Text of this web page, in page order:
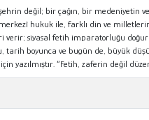
değil; bir çağın, bir medeniyetin
hukuk ile, farklı din ve
verir; siyasal fetih imparatorluğu
tarih boyunca ve bugün de, büyük
yazılmıştır. “Fetih, zaferin değil